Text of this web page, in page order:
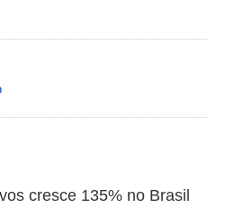
cresce 135% no Brasil